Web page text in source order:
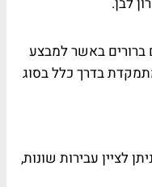
ברורים באשר למבצע
בדרך כלל בסוג
לציין עבירות שונות,